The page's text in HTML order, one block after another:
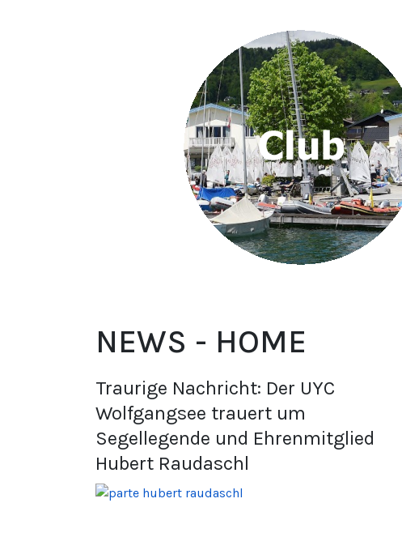
NEWS - HOME
Traurige Nachricht: Der UYC
Wolfgangsee trauert um
Segellegende und Ehrenmitglied
Hubert Raudaschl